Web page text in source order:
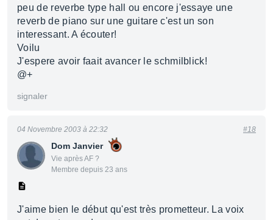
peu de reverbe type hall ou encore j'essaye une
reverb de piano sur une guitare c'est un son
interessant. A écouter!
Voilu
J'espere avoir faait avancer le schmilblick!
@+
signaler
Dom Janvier
Vie après AF ?
Membre depuis 23 ans
04 Novembre 2003 à 22:32 #18
J'aime bien le début qu'est très prometteur. La voix